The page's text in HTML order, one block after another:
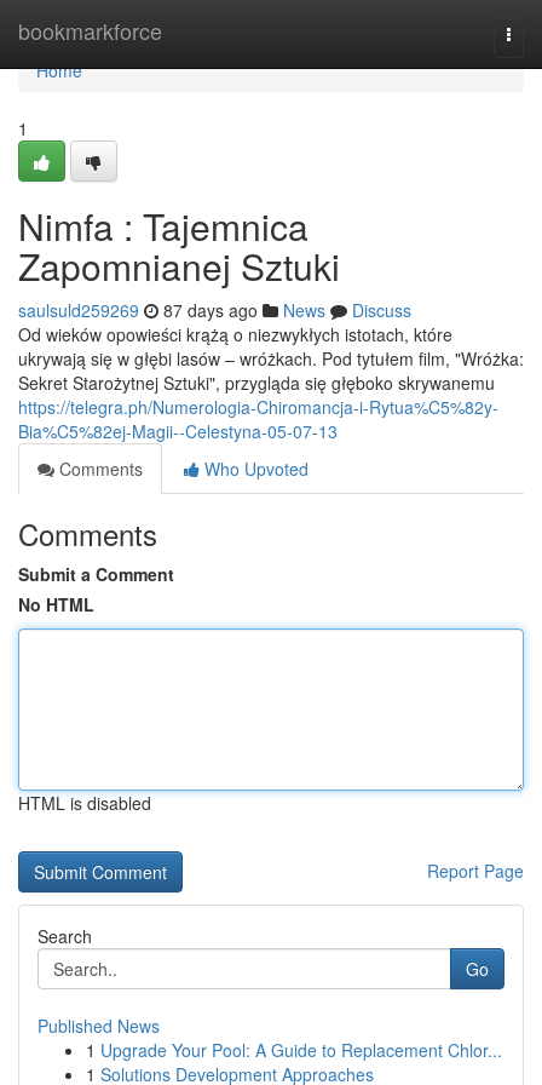
bookmarkforce
Home
Home
1
Nimfa : Tajemnica
Zapomnianej Sztuki
saulsuld259269 87 days ago News
Discuss
Od wieków opowieści krążą o niezwykłych istotach, które
ukrywają się w głębi lasów – wróżkach. Pod tytułem film, "Wróżka:
Sekret Starożytnej Sztuki", przygląda się głęboko skrywanemu
https://telegra.ph/Numerologia-Chiromancja-i-Rytua%C5%82y-
Bia%C5%82ej-Magii--Celestyna-05-07-13
Comments
Who Upvoted
Comments
Submit a Comment
No HTML
HTML is disabled
Report Page
Search
Go
Published News
1 Upgrade Your Pool: A Guide to Replacement Chlor...
1 Solutions Development Approaches